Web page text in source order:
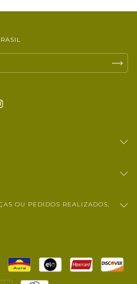
OU PEDIDOS REALIZADOS,